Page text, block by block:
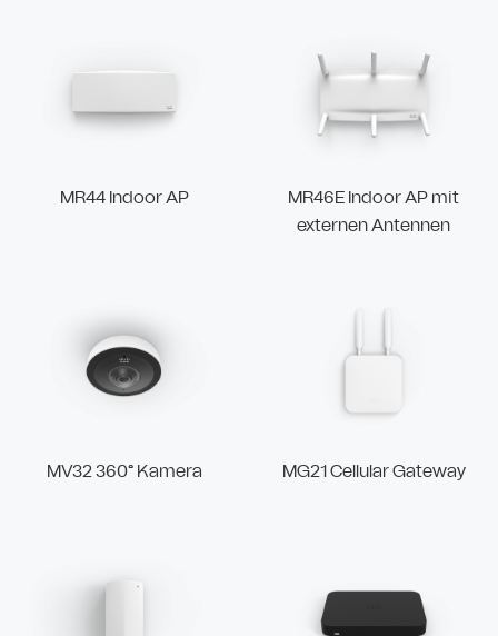
MR44 Indoor AP
MR46E Indoor AP mit
externen Antennen
MV32 360° Kamera MG21 Cellular Gateway